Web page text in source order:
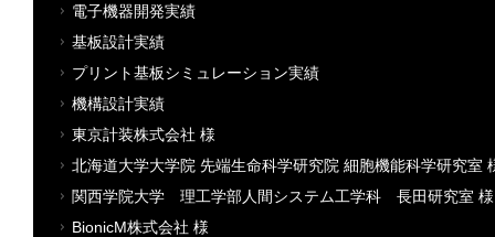
電子機器開発実績
基板設計実績
プリント基板シミュレーション実績
機構設計実績
東京計装株式会社 様
北海道大学大学院 先端生命科学研究院 細胞機能科学研究室
関西学院大学 理工学部人間システム工学科 長田研究室 様
BionicM株式会社 様